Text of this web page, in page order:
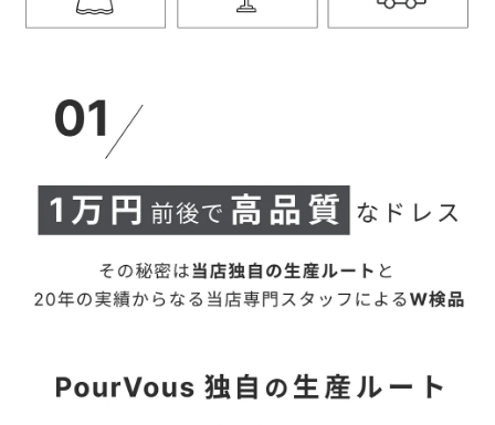
当店のサイズガイドはこちら→】
【当店のサイズガイドはこちら→】